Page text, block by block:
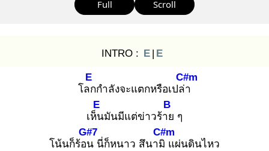
Full Scroll
INTRO : E | E
โลก
E
กำลังจะแตกหรือเปล่า
C#m
เห็น
E
มันมีแต่ข่าวร้าย
B
ๆ
โน้นก็ร้อน
G#7
นี่ก็หนาว สึนามิ
C#m
แผ่นดินไหว